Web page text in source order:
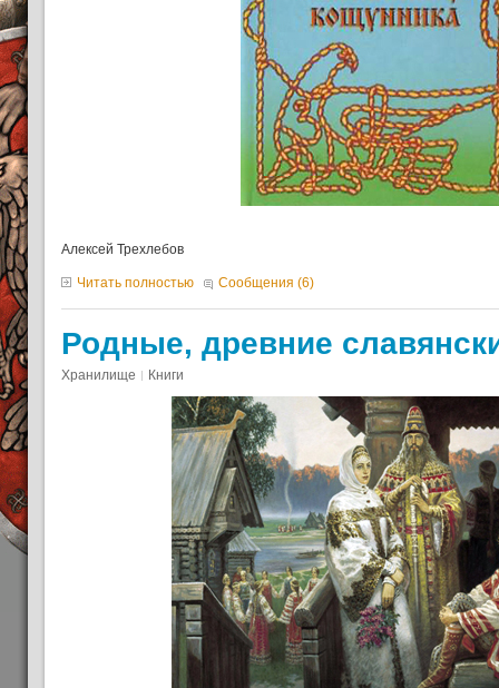
Алексей Трехлебов
Читать полностью Сообщения (6)
Родные, древние
Хранилище Книги